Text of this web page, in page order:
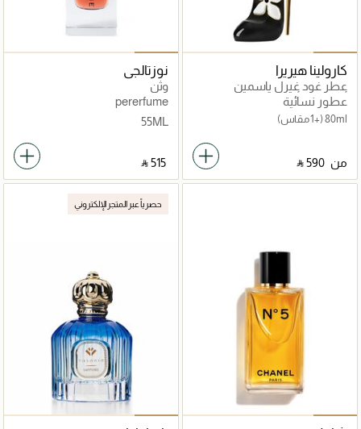
كارولينا هيريرا
عطر غود غيرل ياسمين
أبسولوت أو دي بارفيوم
عطور نسائية
80ml (+1 مقاس)
من ‎ ⃁ ⁦590⁩ ‎
نوزتالجي
وثّن
pererfume
55ML
‎ ⃁ ⁦515⁩ ‎
حصرياً عبر المتجر الإلكتروني